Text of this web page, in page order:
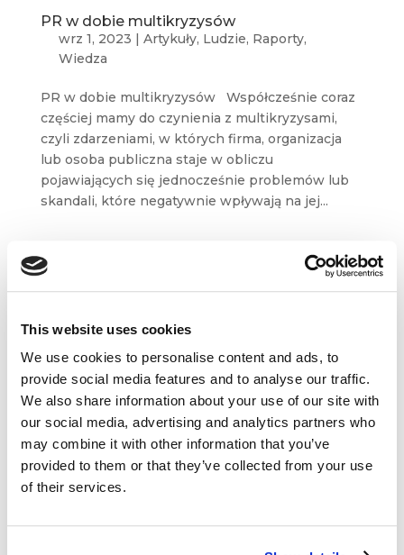
This website uses cookies
We use cookies to personalise content and ads, to
provide social media features and to analyse our traffic.
We also share information about your use of our site with
our social media, advertising and analytics partners who
may combine it with other information that you’ve
provided to them or that they’ve collected from your use
of their services.
PR w dobie multikryzysów
wrz 1, 2023 Artykuły, Ludzie, Raporty,
Wiedza
PR w dobie multikryzysów Współcześnie coraz
częściej mamy do czynienia z multikryzysami,
czyli zdarzeniami, w których firma, organizacja
lub osoba publiczna staje w obliczu
pojawiających się jednocześnie problemów lub
skandali, które negatywnie wpływają na jej...
Jak zniszczyć markę? Krótki poradnik
cze 16, 2021| Abstrakty
pod wpływem rozmaitych kryzysów